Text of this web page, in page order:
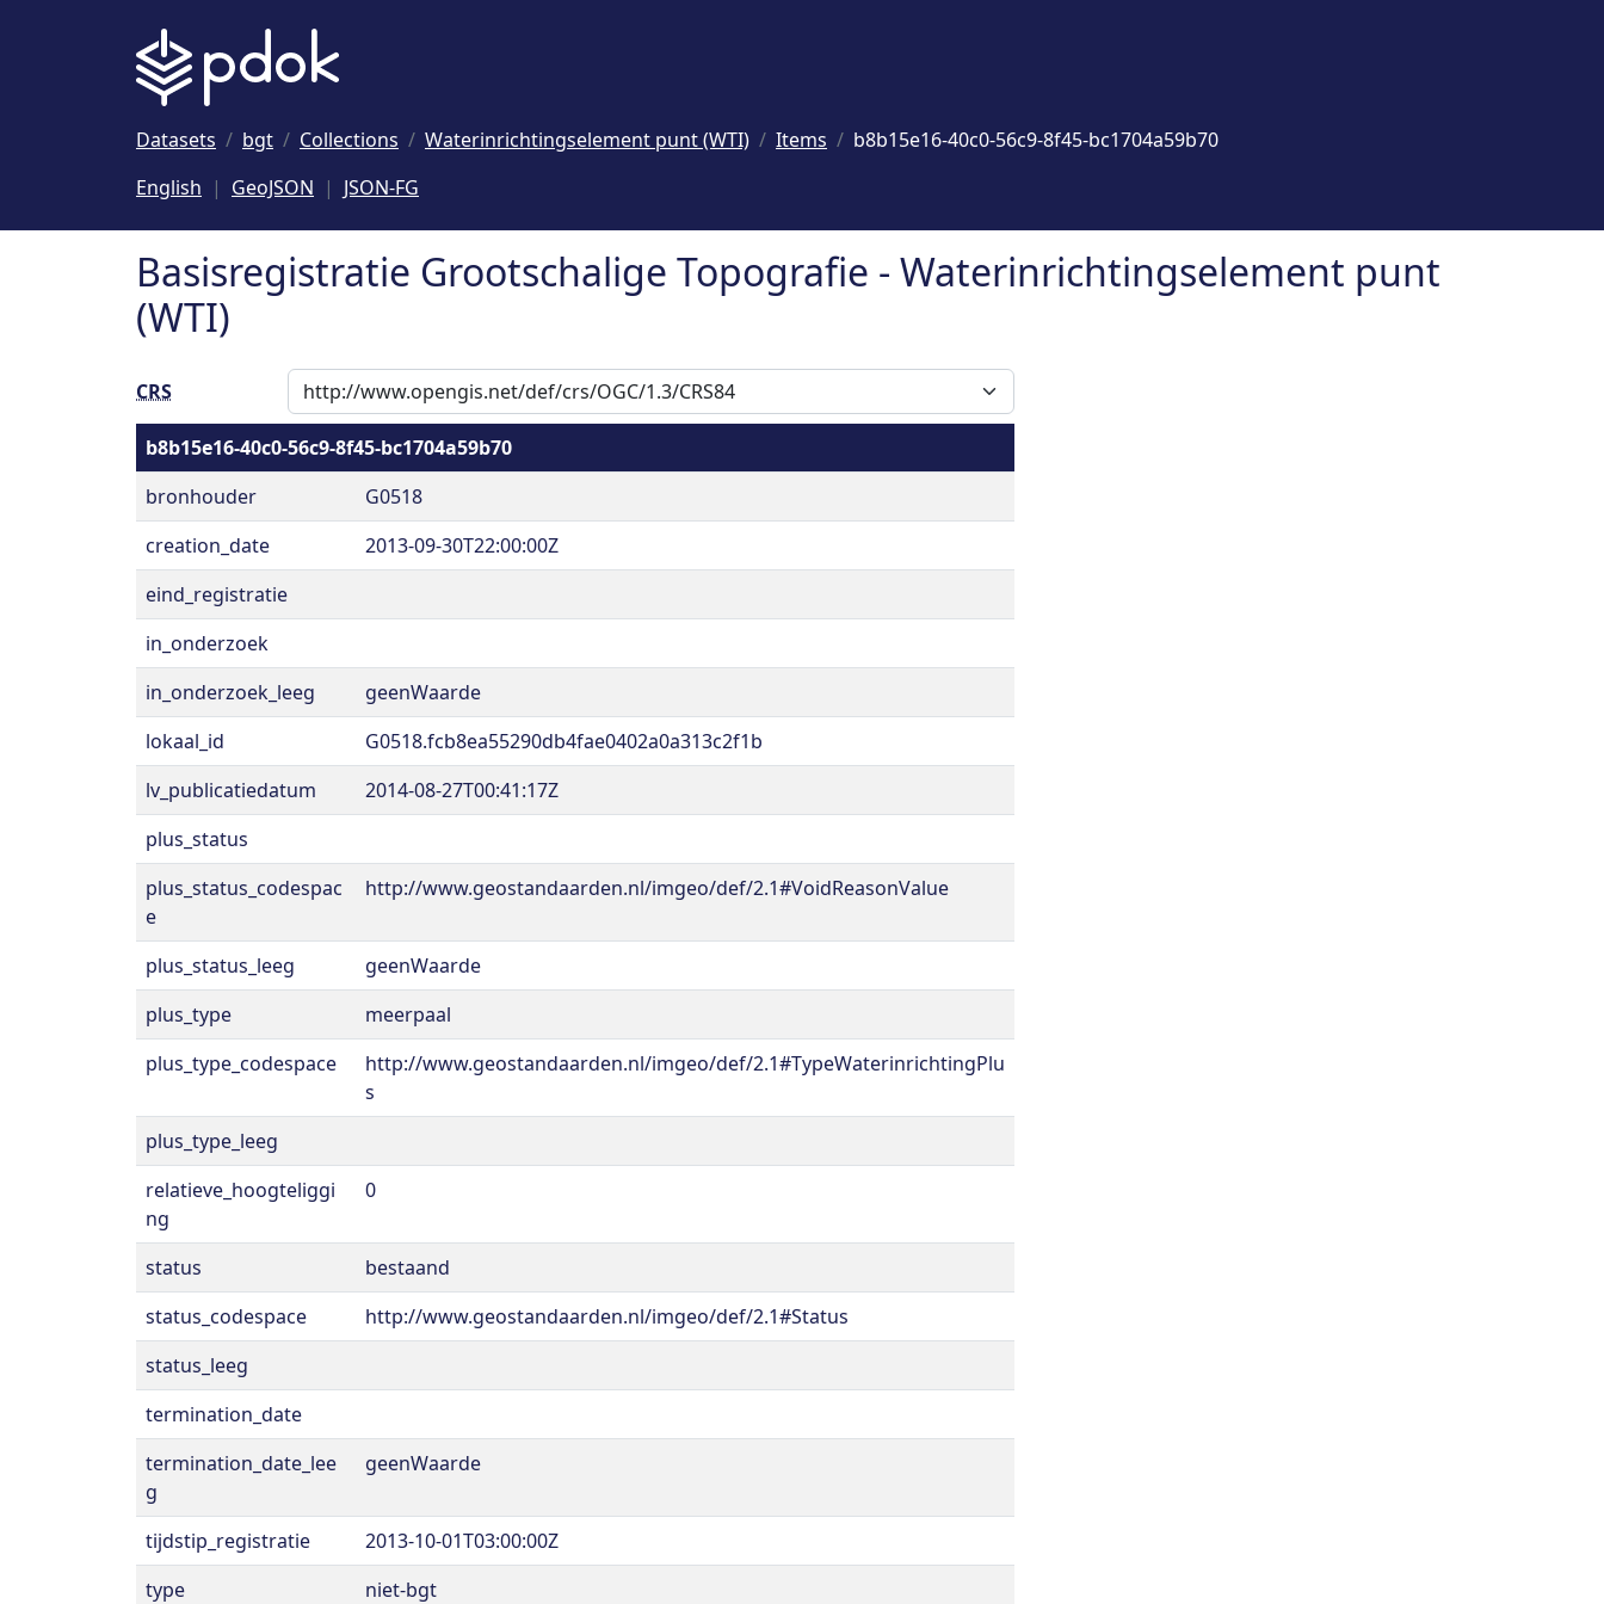
Datasets bgt Collections Waterinrichtingselement punt (WTI) Items
b8b15e16-40c0-56c9-8f45-bc1704a59b70
English
GeoJSON JSON-FG
Basisregistratie Grootschalige Topografie - Waterinrichtingselement punt
(WTI)
CRS
b8b15e16-40c0-56c9-8f45-bc1704a59b70
bronhouder
G0518
creation_date
2013-09-30T22:00:00Z
eind_registratie
in_onderzoek
in_onderzoek_leeg
geenWaarde
lokaal_id
G0518.fcb8ea55290db4fae0402a0a313c2f1b
lv_publicatiedatum
2014-08-27T00:41:17Z
plus_status
plus_status_codespac
e
http://www.geostandaarden.nl/imgeo/def/2.1#VoidReasonValue
plus_status_leeg
geenWaarde
plus_type
meerpaal
plus_type_codespace
http://www.geostandaarden.nl/imgeo/def/2.1#TypeWaterinrichtingPlu
s
plus_type_leeg
relatieve_hoogteliggi
ng
0
status
bestaand
status_codespace
http://www.geostandaarden.nl/imgeo/def/2.1#Status
status_leeg
termination_date
termination_date_lee
g
geenWaarde
tijdstip_registratie
2013-10-01T03:00:00Z
type
niet-bgt